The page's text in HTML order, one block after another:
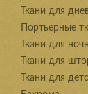
Ткани для
Портьерные
Ткани для
Ткани для
Ткани для